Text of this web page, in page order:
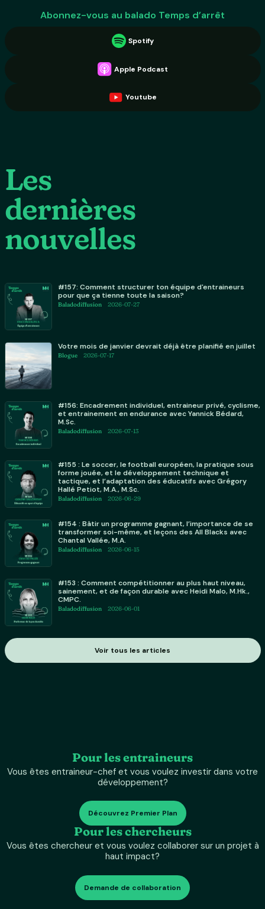
Abonnez-vous au balado Temps d’arrêt
Spotify
Apple Podcast
Youtube
Les
dernières
nouvelles
#157: Comment structurer ton équipe d'entraineurs
pour que ça tienne toute la saison?
Baladodiffusion 2026-07-27
Votre mois de janvier devrait déjà être planifié en juillet
Blogue 2026-07-17
#156: Encadrement individuel, entraineur privé, cyclisme,
et entrainement en endurance avec Yannick Bédard,
M.Sc.
Baladodiffusion 2026-07-13
#155 : Le soccer, le football européen, la pratique sous
forme jouée, et le développement technique et
tactique, et l’adaptation des éducatifs avec Grégory
Hallé Petiot, M.A., M.Sc.
Baladodiffusion 2026-06-29
#154 : Bâtir un programme gagnant, l’importance de se
transformer soi-même, et leçons des All Blacks avec
Chantal Vallée, M.A.
Baladodiffusion 2026-06-15
#153 : Comment compétitionner au plus haut niveau,
sainement, et de façon durable avec Heidi Malo, M.Hk.,
CMPC.
Baladodiffusion 2026-06-01
Voir tous les articles
Pour les entraineurs
Vous êtes entraineur-chef et vous voulez investir dans votre
développement?
Découvrez Premier Plan
Pour les chercheurs
Vous êtes chercheur et vous voulez collaborer sur un projet à
haut impact?
Demande de collaboration